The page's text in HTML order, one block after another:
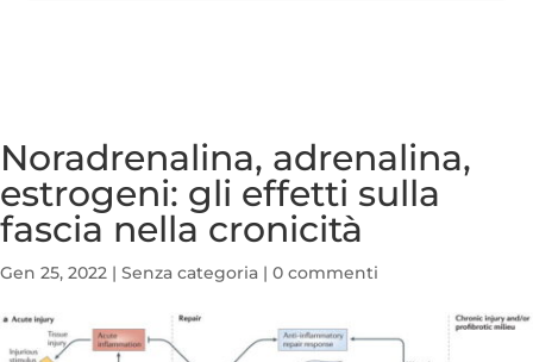
Noradrenalina, adrenalina,
estrogeni: gli effetti sulla
fascia nella cronicità
Gen 25, 2022 | Senza categoria | 0 commenti